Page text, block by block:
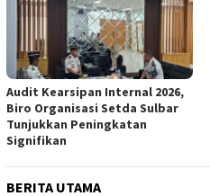
Audit Kearsipan Internal 2026,
Biro Organisasi Setda Sulbar
Tunjukkan Peningkatan
Signifikan
BERITA UTAMA